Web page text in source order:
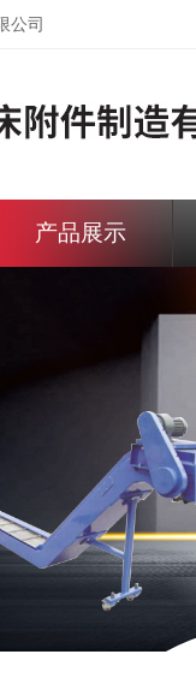
公司
产品展示